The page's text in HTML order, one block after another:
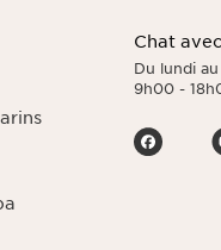
Chat
Du lundi
9h00 -